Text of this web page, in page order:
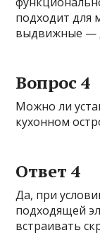
подходит для
выдвижные —
Вопрос 4
Можно ли
кухонном
Ответ 4
Да, при
подходящей
встраивать